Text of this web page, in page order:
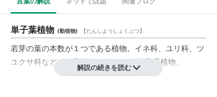
単子葉植物 (動植物) 【たんしようしょくぶつ】
若芽の葉の本数が１つである植物。イネ科、ユリ科、ツ
ユクサ科など。種子植物の一つ。⇔ 双子葉植物。
解説の続きを読む